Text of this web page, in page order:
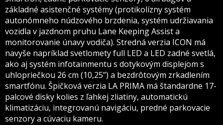
základné asistenčné systémy (protikolízny systém
autonómneho núdzového brzdenia, systém udržiavania
vozidla v jazdnom pruhu Lane Keeping Assist a
monitorovanie únavy vodiča). Stredná verzia ICON má
navyše napríklad svetlomety full LED a LED zadné svetlá,
ako aj systém infotainmentu s dotykovým displejom s
uhlopriečkou 26 cm (10,25”) a bezdrôtovým zrkadlením
smartfónu. Špičková verzia LA PRIMA má štandardne 17-
palcové disky kolies z ľahkej zliatiny, automatickú
klimatizáciu, integrovanú navigáciu, predné parkovacie
senzory a cúvaciu kameru.